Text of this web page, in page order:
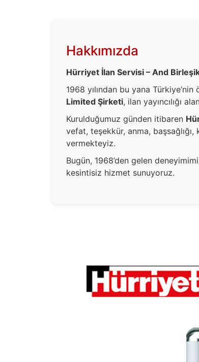
Hakkımızda
Hürriyet İlan Servisi – And
1968 yılından bu yana
Limited Şirketi, ilan yayıncılığı
Kurulduğumuz günden itibaren
vefat, teşekkür, anma, başsağlığı,
vermekteyiz.
Bugün, 1968’den gelen
kesintisiz hizmet sunuyoruz.